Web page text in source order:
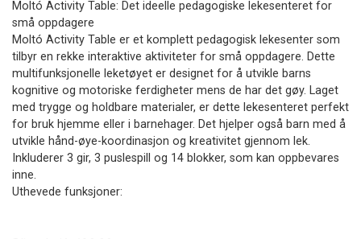
Moltó Activity Table: Det ideelle pedagogiske lekesenteret for
små oppdagere
Moltó Activity Table er et komplett pedagogisk lekesenter som
tilbyr en rekke interaktive aktiviteter for små oppdagere. Dette
multifunksjonelle leketøyet er designet for å utvikle barns
kognitive og motoriske ferdigheter mens de har det gøy. Laget
med trygge og holdbare materialer, er dette lekesenteret perfekt
for bruk hjemme eller i barnehager. Det hjelper også barn med å
utvikle hånd-øye-koordinasjon og kreativitet gjennom lek.
Inkluderer 3 gir, 3 puslespill og 14 blokker, som kan oppbevares
inne.
Uthevede funksjoner: